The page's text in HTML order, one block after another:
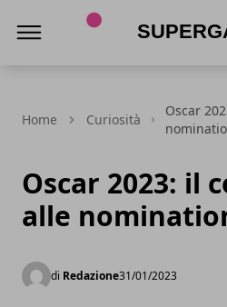
Home Curiosità
Oscar
Oscar 2023: il
alle
di Redazione31/01/2023